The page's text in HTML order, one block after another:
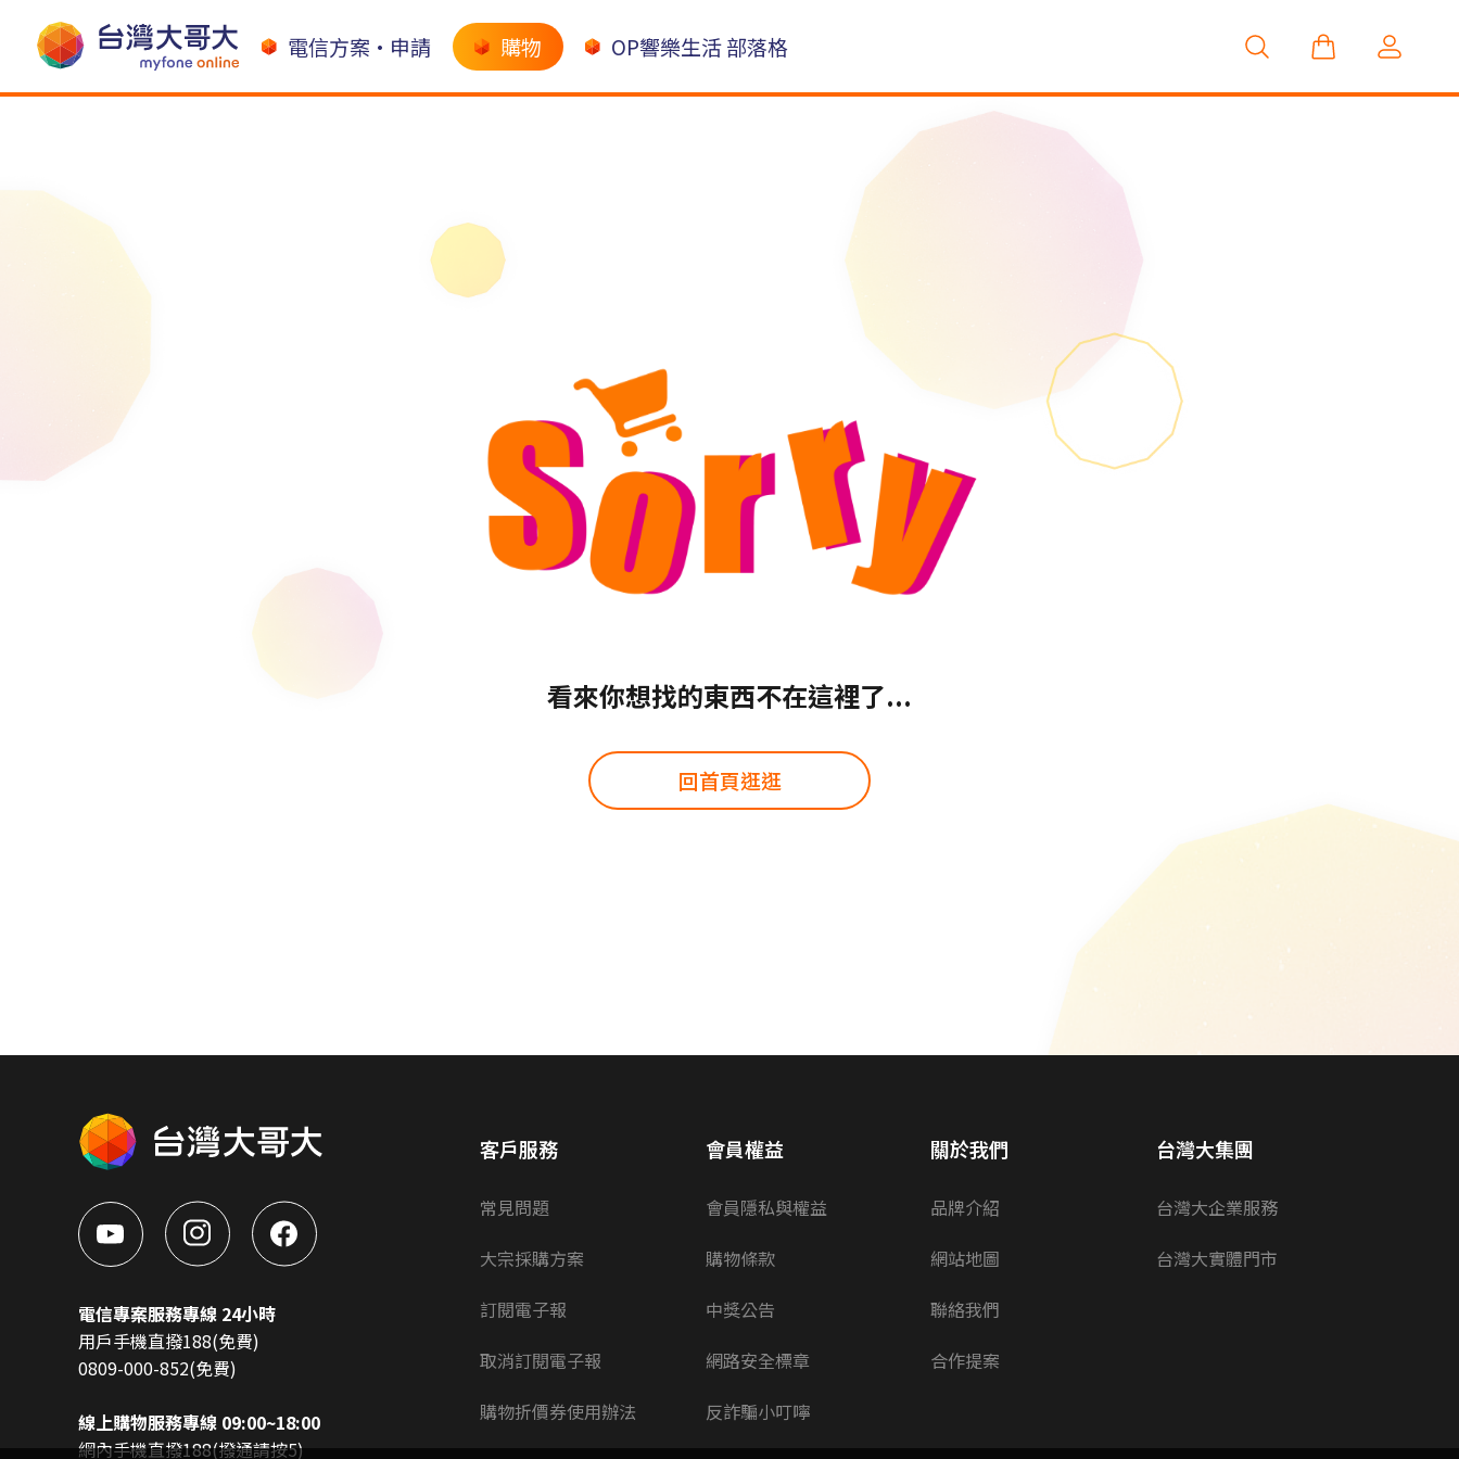
電信方案•申請 購物 OP響樂生活 部落格
看來你想找的東西不在這裡了...
回首頁逛逛
電信專案服務專線 24小時
用戶手機直撥188(免費)
0809-000-852(免費)
線上購物服務專線 09:00~18:00
網內手機直撥188(撥通請按5)
客戶服務
常見問題
大宗採購方案
訂閱電子報
取消訂閱電子報
購物折價券使用辦法
會員權益
會員隱私與權益
購物條款
中獎公告
網路安全標章
反詐騙小叮嚀
關於我們
品牌介紹
網站地圖
聯絡我們
合作提案
台灣大集團
台灣大企業服務
台灣大實體門市